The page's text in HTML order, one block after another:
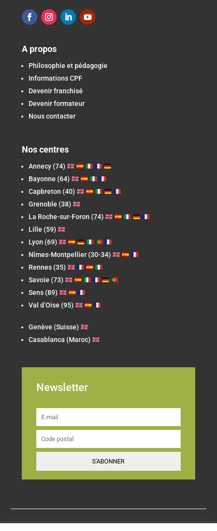
A propos
Philosophie et pédagogie
Informations CPF
Devenir franchisé
Devenir formateur
Nous contacter
Nos centres
Annecy (74)
Bayonne (64)
Capbreton (40)
Grenoble (38)
La Roche-sur-Foron (74)
Lille (59)
Lyon (69)
Nîmes-Montpellier (30-34)
Rennes (35)
Savoie (73)
Sens (89)
Val d’Oise (95)
Genève (Suisse)
Casablanca (Maroc)
Newsletter
S'ABONNER